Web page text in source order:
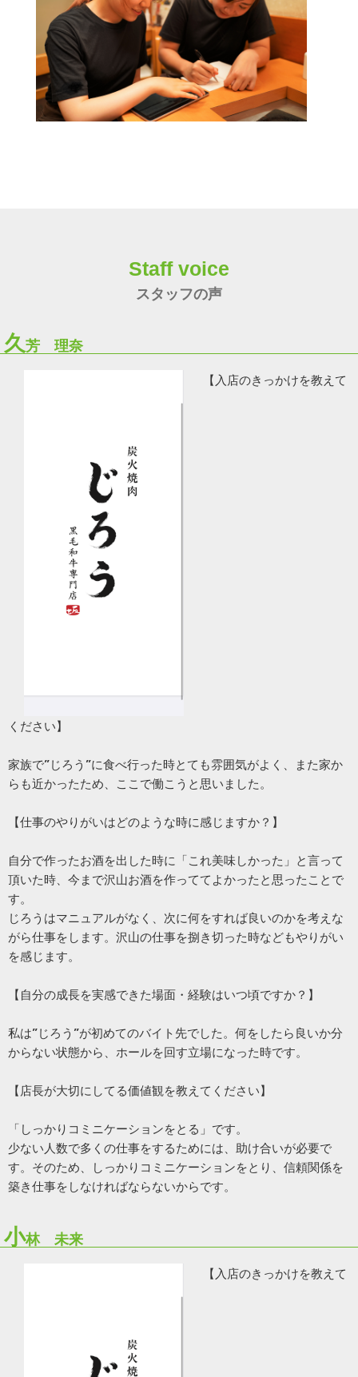
Staff voice
スタッフの声
久芳 理奈
【入店のきっかけを教えて
ください】
家族で”じろう”に食べ行った時とても雰囲気がよく、また家か
らも近かったため、ここで働こうと思いました。
【仕事のやりがいはどのような時に感じますか？】
自分で作ったお酒を出した時に「これ美味しかった」と言って
頂いた時、今まで沢山お酒を作っててよかったと思ったことで
す。
じろうはマニュアルがなく、次に何をすれば良いのかを考えな
がら仕事をします。沢山の仕事を捌き切った時などもやりがい
を感じます。
【自分の成長を実感できた場面・経験はいつ頃ですか？】
私は”じろう”が初めてのバイト先でした。何をしたら良いか分
からない状態から、ホールを回す立場になった時です。
【店長が大切にしてる価値観を教えてください】
「しっかりコミニケーションをとる」です。
少ない人数で多くの仕事をするためには、助け合いが必要で
す。そのため、しっかりコミニケーションをとり、信頼関係を
築き仕事をしなければならないからです。
小林 未来
【入店のきっかけを教えて